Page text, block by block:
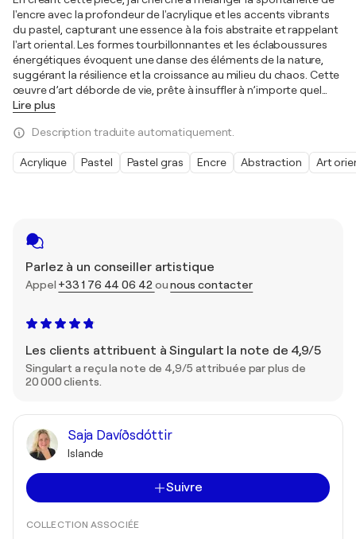
Parlez à un conseiller artistique
Appel +33 1 76 44 06 42 ounous contacter
Les clients attribuent à Singulart la note de 4,9/5
Singulart a reçu la note de 4,9/5 attribuée par plus de
20 000 clients.
Saja Davíðsdóttir
Islande
Suivre
COLLECTION ASSOCIÉE
l'encre avec la profondeur de l'acrylique et les accents vibrants
du pastel, capturant une essence à la fois abstraite et rappelant
l'art oriental. Les formes tourbillonnantes et les éclaboussures
énergétiques évoquent une danse des éléments de la nature,
suggérant la résilience et la croissance au milieu du chaos. Cette
œuvre d’art déborde de vie, prête à insuffler à n’importe quel
Lire plus
Description traduite automatiquement.
Acrylique Pastel Pastel gras Encre Abstraction Art